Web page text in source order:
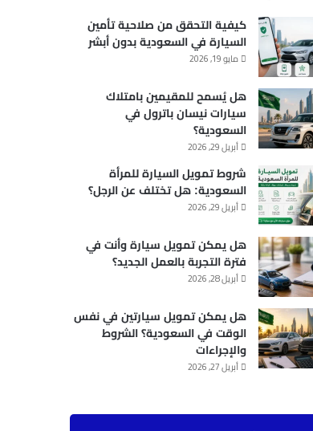
كيفية التحقق من صلاحية تأمين
السيارة في السعودية بدون أبشر
مايو 19, 2026
هل يُسمح للمقيمين بامتلاك
سيارات نيسان باترول في
السعودية؟
أبريل 29, 2026
شروط تمويل السيارة للمرأة
السعودية: هل تختلف عن الرجل؟
أبريل 29, 2026
هل يمكن تمويل سيارة وأنت في
فترة التجربة بالعمل الجديد؟
أبريل 28, 2026
هل يمكن تمويل سيارتين في نفس
الوقت في السعودية؟ الشروط
والإجراءات
أبريل 27, 2026